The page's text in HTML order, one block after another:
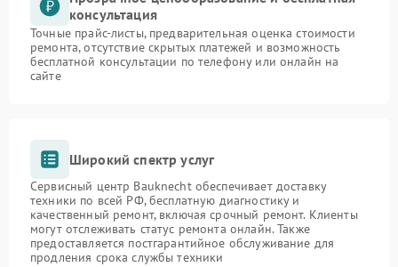
консультация
Точные прайс-листы, предварительная оценка стоимости
ремонта, отсутствие скрытых платежей и возможность
бесплатной консультации по телефону или онлайн на
сайте
Широкий спектр услуг
Сервисный центр Bauknecht обеспечивает доставку
техники по всей РФ, бесплатную диагностику и
качественный ремонт, включая срочный ремонт. Клиенты
могут отслеживать статус ремонта онлайн. Также
предоставляется постгарантийное обслуживание для
продления срока службы техники